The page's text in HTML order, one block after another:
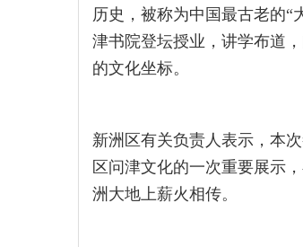
历史，被称为中国最古老的“
津书院登坛授业，讲学布道
的文化坐标。
新洲区有关负责人表示，本
区问津文化的一次重要展示
洲大地上薪火相传。